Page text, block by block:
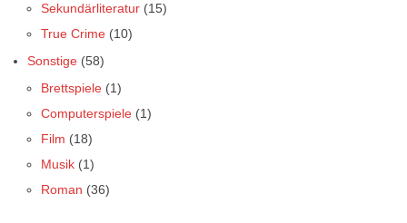
Sekundärliteratur (15)
True Crime (10)
Sonstige (58)
Brettspiele (1)
Computerspiele (1)
Film (18)
Musik (1)
Roman (36)